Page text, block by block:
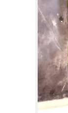
LIFESTYLE
SPIRITUAL